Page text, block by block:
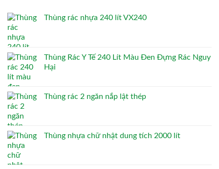
Thùng rác nhựa 240 lít VX240
Thùng Rác Y Tế 240 Lít Màu Đen Đựng Rác Nguy
Hại
Thùng rác 2 ngăn nắp lật thép
Thùng nhựa chữ nhật dung tích 2000 lít